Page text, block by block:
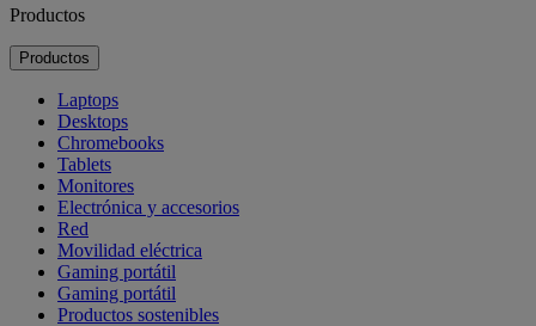
Productos
Productos
Laptops
Desktops
Chromebooks
Tablets
Monitores
Electrónica y accesorios
Red
Movilidad eléctrica
Gaming portátil
Gaming portátil
Productos sostenibles